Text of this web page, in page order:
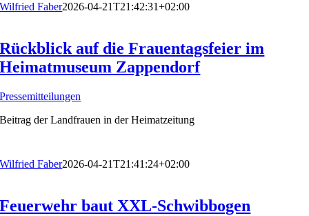
Wilfried Faber2026-04-21T21:42:31+02:00
Rückblick auf die Frauentagsfeier im
Heimatmuseum Zappendorf
Pressemitteilungen
Beitrag der Landfrauen in der Heimatzeitung
Wilfried Faber2026-04-21T21:41:24+02:00
Feuerwehr baut XXL-Schwibbogen